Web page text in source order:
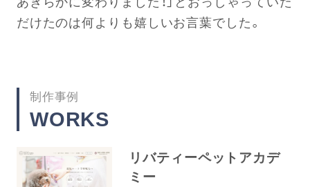
だけたのは何よりも嬉しいお言葉でした。
制作事例
WORKS
リバティーペットアカデ
ミー